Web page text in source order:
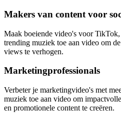
Makers van content voor
Maak boeiende video's voor
trending muziek toe aan video om
views te verhogen.
Marketingprofessionals
Verbeter je marketingvideo's met
muziek toe aan video om
en promotionele content te creëren.